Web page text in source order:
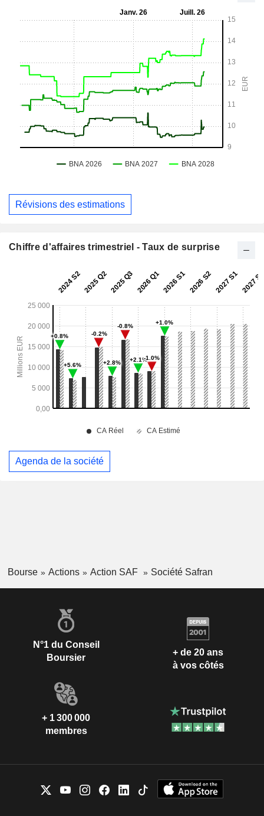
Révisions des estimations
Chiffre d'affaires trimestriel - Taux de surprise
Agenda de la société
Bourse Actions Action SAF Société Safran
N°1 du Conseil
Boursier
+ de 20 ans
à vos côtés
+ 1 300 000
membres